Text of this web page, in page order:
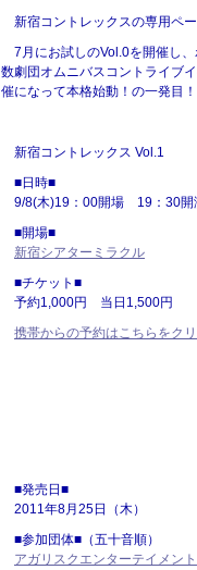
新宿コントレックスの専用ペ
7月にお試しのVol.0を開催し
数劇団オムニバスコントライブ
催になって本格始動！の一発目
新宿コントレックス Vol.1
■日時■
9/8(木)19：00開場 19：30開
■開場■
新宿シアターミラクル
■チケット■
予約1,000円 当日1,500円
携帯からの予約はこちらをクリ
■発売日■
2011年8月25日（木）
■参加団体■（五十音順）
アガリスクエンターテイメント